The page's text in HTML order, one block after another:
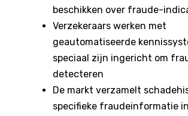
beschikken over fraude-
Verzekeraars werken met
geautomatiseerde
speciaal zijn ingericht om
detecteren
De markt verzamelt
specifieke fraudeinformatie